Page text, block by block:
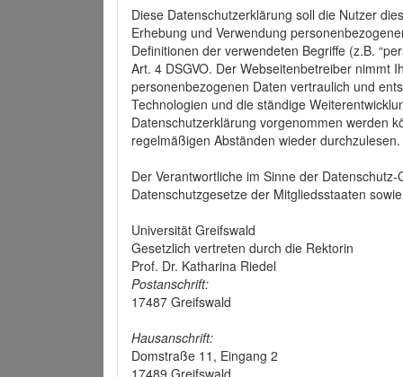
Diese Datenschutzerklärung soll die Nutzer
Erhebung und Verwendung
Definitionen der verwendeten Begriffe (z.B.
Art. 4 DSGVO. Der Webseitenbetreiber nimmt
personenbezogenen Daten vertraulich und
Technologien und die ständige
Datenschutzerklärung vorgenommen werden
regelmäßigen Abständen wieder durchzulesen.
Der Verantwortliche im Sinne der
Datenschutzgesetze der Mitgliedsstaaten
Universität Greifswald
Gesetzlich vertreten durch die Rektorin
Prof. Dr. Katharina Riedel
Postanschrift:
17487 Greifswald
Hausanschrift:
Domstraße 11, Eingang 2
17489 Greifswald